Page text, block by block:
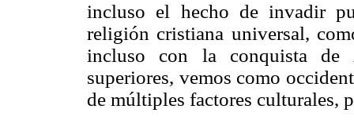
incluso el hecho de invadir
religión cristiana universal,
incluso con la conquista de
superiores, vemos como
de múltiples factores culturales,